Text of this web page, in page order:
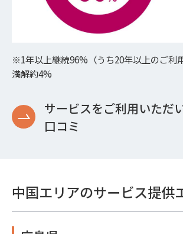
※1年以上継続96%（うち20年以上のご利
満解約4%
サービスをご利用いただ
口コミ
中国エリアのサービス提供